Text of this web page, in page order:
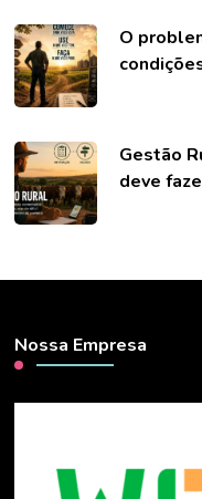
O
Gestão
deve
Nossa Empresa